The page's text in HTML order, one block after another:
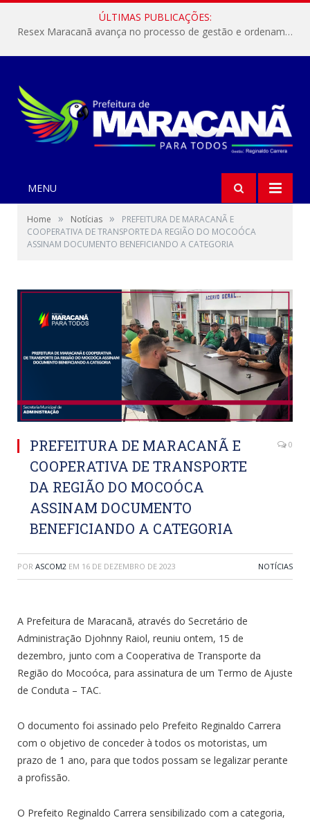
ÚLTIMAS PUBLICAÇÕES:
Resex Maracanã avança no processo de gestão e ordenamento do turismo em nossas áreas protegidas.
MENU
Home » Notícias »
PREFEITURA DE MARACANÃ E
COOPERATIVA DE TRANSPORTE DA REGIÃO DO MOCOÓCA
ASSINAM DOCUMENTO BENEFICIANDO A CATEGORIA
PREFEITURA DE MARACANÃ E
COOPERATIVA DE TRANSPORTE
DA REGIÃO DO MOCOÓCA
ASSINAM DOCUMENTO
BENEFICIANDO A CATEGORIA
0
POR ASCOM2 EM 16 DE DEZEMBRO DE 2023 NOTÍCIAS
A Prefeitura de Maracanã, através do Secretário de
Administração Djohnny Raiol, reuniu ontem, 15 de
dezembro, junto com a Cooperativa de Transporte da
Região do Mocoóca, para assinatura de um Termo de Ajuste
de Conduta – TAC.
O documento foi assinado pelo Prefeito Reginaldo Carrera
com o objetivo de conceder à todos os motoristas, um
prazo de 1 ano, para que todos possam se legalizar perante
a profissão.
O Prefeito Reginaldo Carrera sensibilizado com a categoria,